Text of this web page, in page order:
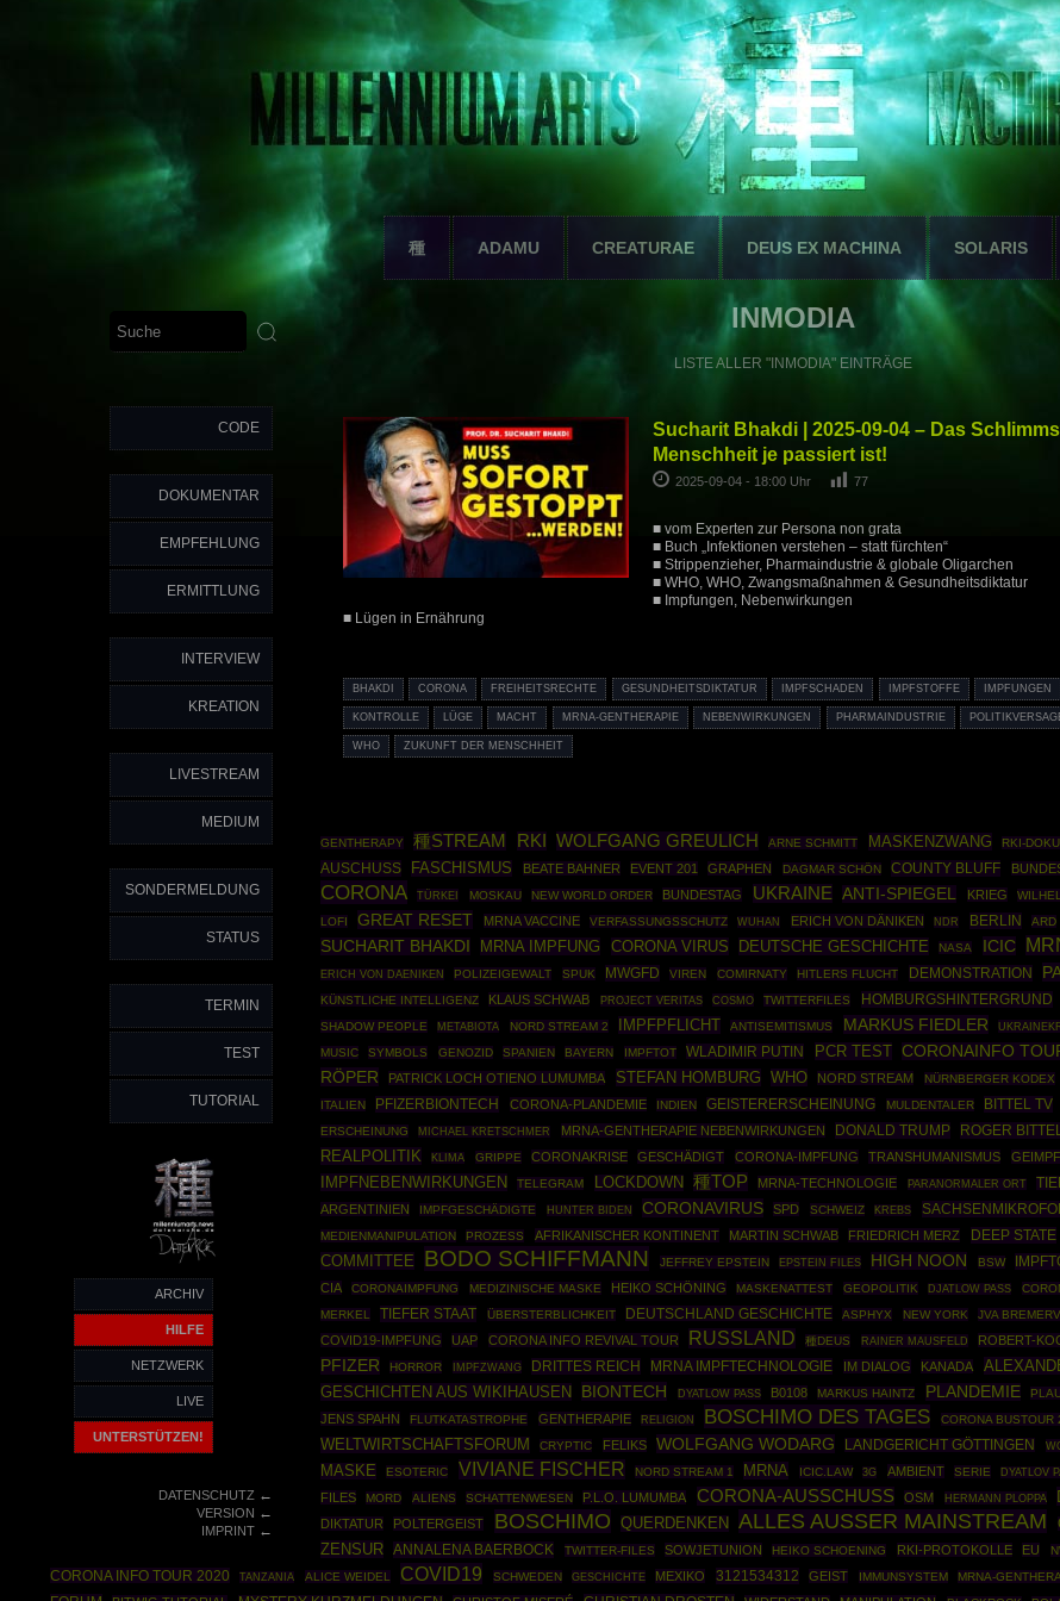
種 ADAMU CREATURAE DEUS EX MACHINA SOLARIS
CODE
DOKUMENTAR
EMPFEHLUNG
ERMITTLUNG
INTERVIEW
KREATION
LIVESTREAM
MEDIUM
SONDERMELDUNG
STATUS
TERMIN
TEST
TUTORIAL
ARCHIV
HILFE
NETZWERK
LIVE
UNTERSTÜTZEN!
DATENSCHUTZ←
VERSION ←
IMPRINT←
INMODIA
LISTE ALLER "INMODIA" EINTRÄGE
Sucharit Bhakdi | 2025-09-04 – Das
Menschheit je passiert ist!
2025-09-04 - 18:00 Uhr 77
■ vom Experten zur Persona non grata
■ Buch „Infektionen verstehen – statt fürchten“
■ Strippenzieher, Pharmaindustrie & globale Oligarchen
■ WHO, WHO, Zwangsmaßnahmen & Gesundheitsdiktatur
■ Impfungen, Nebenwirkungen
■ Lügen in Ernährung
BHAKDI CORONA FREIHEITSRECHTE GESUNDHEITSDIKTATUR IMPFSCHADEN IMPFSTOFFE IMPFUNGEN
KONTROLLE LÜGE MACHT MRNA-GENTHERAPIE NEBENWIRKUNGEN PHARMAINDUSTRIE
WHO ZUKUNFT DER MENSCHHEIT
GENTHERAPY
種STREAM RKI WOLFGANG GREULICH ARNE SCHMITT MASKENZWANG RKI-
AUSCHUSS
FASCHISMUS BEATE BAHNER EVENT 201 GRAPHEN DAGMAR SCHÖN COUNTY BLUFF
CORONA TÜRKEI MOSKAU NEW WORLD ORDER BUNDESTAG UKRAINE ANTI-SPIEGEL KRIEG
LOFI
GREAT RESET MRNA VACCINE VERFASSUNGSSCHUTZ WUHAN ERICH VON DÄNIKEN NDR BERLIN ARD
SUCHARIT BHAKDI
MRNA IMPFUNG CORONA VIRUS DEUTSCHE GESCHICHTE NASA ICIC
ERICH VON DAENIKEN POLIZEIGEWALT SPUK MWGFD VIREN COMIRNATY HITLERS FLUCHT DEMONSTRATION
KÜNSTLICHE INTELLIGENZ KLAUS SCHWAB PROJECT VERITAS COSMO TWITTERFILES HOMBURGSHINTERGRUND
SHADOW PEOPLE METABIOTA NORD STREAM 2 IMPFPFLICHT ANTISEMITISMUS MARKUS FIEDLER
MUSIC SYMBOLS GENOZID SPANIEN BAYERN IMPFTOT WLADIMIR PUTIN PCR TEST CORONAINFO
RÖPER
PATRICK LOCH OTIENO LUMUMBA STEFAN HOMBURG WHO NORD STREAM NÜRNBERGER KODEX
ITALIEN
PFIZERBIONTECH CORONA-PLANDEMIE INDIEN GEISTERERSCHEINUNG MULDENTALER BITTEL TV
ERSCHEINUNG
MICHAEL KRETSCHMER MRNA-GENTHERAPIE NEBENWIRKUNGEN DONALD TRUMP ROGER
REALPOLITIK KLIMA GRIPPE CORONAKRISE GESCHÄDIGT CORONA-IMPFUNG TRANSHUMANISMUS
IMPFNEBENWIRKUNGEN TELEGRAM LOCKDOWN 種TOP MRNA-TECHNOLOGIE PARANORMALER ORT
ARGENTINIEN IMPFGESCHÄDIGTE HUNTER BIDEN CORONAVIRUS SPD SCHWEIZ KREBS
MEDIENMANIPULATION
PROZESS AFRIKANISCHER KONTINENT MARTIN SCHWAB FRIEDRICH MERZ DEEP STATE
COMMITTEE
BODO SCHIFFMANN JEFFREY EPSTEIN EPSTEIN FILES HIGH NOON BSW
CIA CORONAIMPFUNG MEDIZINISCHE MASKE HEIKO SCHÖNING MASKENATTEST GEOPOLITIK DJATLOW PASS
MERKEL
TIEFER STAAT ÜBERSTERBLICHKEIT DEUTSCHLAND GESCHICHTE ASPHYX NEW YORK JVA
COVID19-IMPFUNG UAP CORONA INFO REVIVAL TOUR RUSSLAND 種DEUS RAINER MAUSFELD ROBERT-
PFIZER HORROR IMPFZWANG DRITTES REICH MRNA IMPFTECHNOLOGIE IM DIALOG KANADA
GESCHICHTEN AUS WIKIHAUSEN BIONTECH DYATLOW PASS B0108 MARKUS HAINTZ PLANDEMIE
JENS SPAHN FLUTKATASTROPHE GENTHERAPIE RELIGION BOSCHIMO DES TAGES CORONA BUSTOUR
WELTWIRTSCHAFTSFORUM CRYPTIC FELIKS WOLFGANG WODARG LANDGERICHT GÖTTINGEN
MASKE
ESOTERIC VIVIANE FISCHER NORD STREAM 1 MRNA ICIC.LAW 3G AMBIENT SERIE DYATLOV
FILES
MORD ALIENS SCHATTENWESEN P.L.O. LUMUMBA CORONA-AUSSCHUSS OSM HERMANN PLOPPA
DIKTATUR POLTERGEIST BOSCHIMO QUERDENKEN ALLES AUSSER MAINSTREAM
ZENSUR ANNALENA BAERBOCK TWITTER-FILES SOWJETUNION HEIKO SCHOENING RKI-PROTOKOLLE EU
CORONA INFO TOUR 2020 TANZANIA ALICE WEIDEL COVID19 SCHWEDEN GESCHICHTE MEXIKO 3121534312 GEIST IMMUNSYSTEM MRNA-